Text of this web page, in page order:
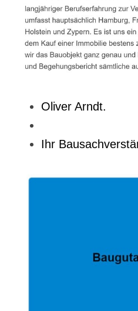
Oliver Arndt.
Ihr